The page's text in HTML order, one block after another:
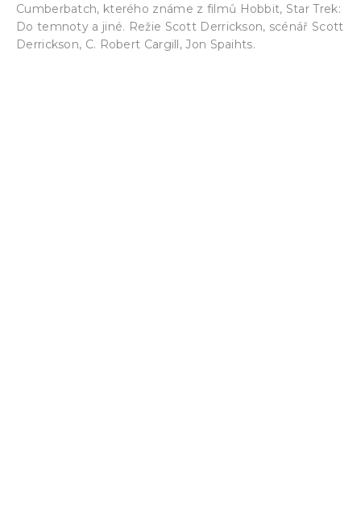
Cumberbatch, kterého známe z filmů Hobbit, Star Trek:
Do temnoty a jiné. Režie Scott Derrickson, scénář Scott
Derrickson, C. Robert Cargill, Jon Spaihts.